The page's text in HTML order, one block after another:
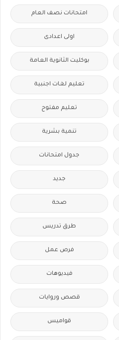
امتحانات نصف العام
اولى اعدادى
بوكليت الثانوية العامة
تعليم لغات اجنبية
تعليم مفتوح
تنمية بشرية
جدول امتحانات
جديد
صحة
طرق تدريس
فرص عمل
فيديوهات
قصص وروايات
قواميس